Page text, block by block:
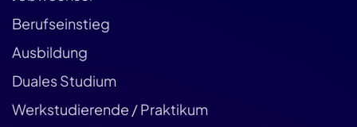
Berufseinstieg
Ausbildung
Duales Studium
Werkstudierende / Praktikum